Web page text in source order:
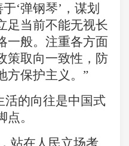
‘弹钢琴’，谋划
足当前不能无视长
一般。注重各方面
策取向一致性，防
方保护主义。”
活的向往是中国式
。
站在人民立场考